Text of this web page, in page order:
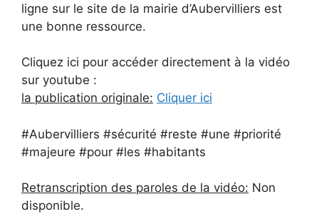
ligne sur le site de la mairie d’Aubervilliers est
une bonne ressource.
Cliquez ici pour accéder directement à la vidéo
sur youtube :
la publication originale: Cliquer ici
#Aubervilliers #sécurité #reste #une #priorité
#majeure #pour #les #habitants
Retranscription des paroles de la vidéo: Non
disponible.